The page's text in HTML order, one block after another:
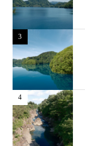
3
4